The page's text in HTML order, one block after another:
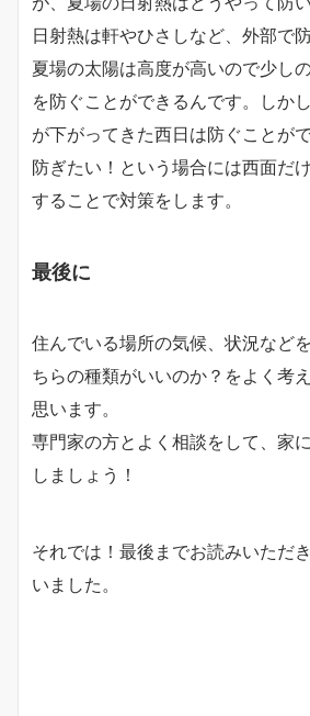
日射熱は軒やひさしなど、外部で
夏場の太陽は高度が高いので少し
を防ぐことができるんです。しか
が下がってきた西日は防ぐことが
防ぎたい！という場合には西面だ
することで対策をします。
最後に
住んでいる場所の気候、状況など
ちらの種類がいいのか？をよく考
思います。
専門家の方とよく相談をして、家
しましょう！
それでは！最後までお読みいただ
いました。